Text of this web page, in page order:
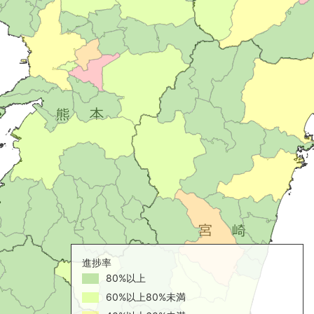
進捗率
80%以上
60%以上80%未満